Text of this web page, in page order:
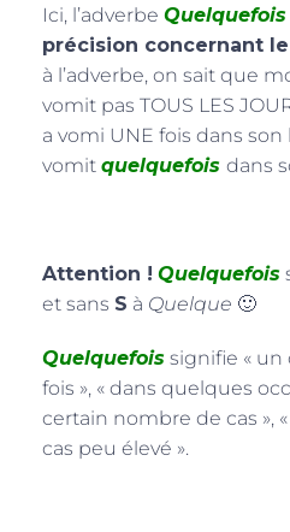
Ici, l’adverbe Quelquefois
précision concernant
à l’adverbe, on sait que
vomit pas TOUS LES
a vomi UNE fois dans
vomit quelquefois dans
Attention ! Quelquefois
et sans S à Quelque 🙂
Quelquefois signifie «
fois », « dans quelques
certain nombre de cas »,
cas peu élevé ».